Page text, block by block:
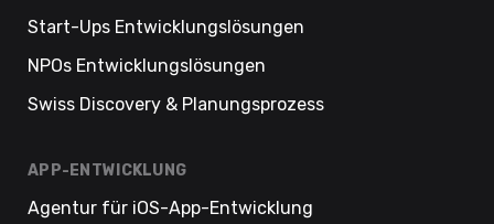
Start-Ups Entwicklungslösungen
NPOs Entwicklungslösungen
Swiss Discovery & Planungsprozess
APP-ENTWICKLUNG
Agentur für iOS-App-Entwicklung